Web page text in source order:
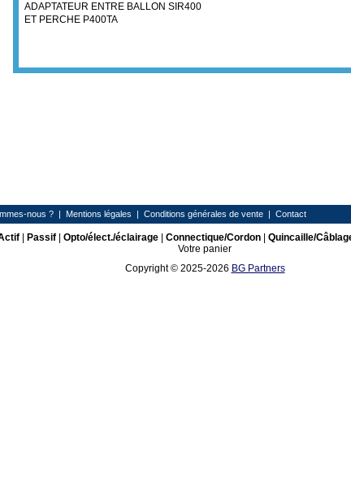
ADAPTATEUR ENTRE BALLON SIR400
ET PERCHE P400TA
nous ?| Mentions légales | Conditions générales de vente| Contact
| Passif| Opto/élect./éclairage| Connectique/Cordon| Quincaille/
Votre panier
Copyright © 2025-2026 BG Partners